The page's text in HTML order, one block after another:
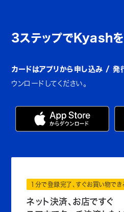
3ステップでKyashを
カードはアプリから申し込み / 発
ウンロードしてください。
1分で登録完了、すぐお買い物でき
ネット決済、お店ですぐ